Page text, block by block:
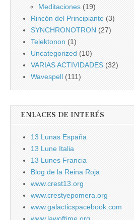
Meditaciones (19)
Rincón del Principiante (3)
SYNCHRONOTRON (27)
Telektonon (1)
Uncategorized (10)
VARIAS ACTIVIDADES (32)
Wavespell (111)
ENLACES DE INTERÉS
13 Lunas España
13 Lune Italia
13 Lunes Francia
Blog de la Reina Roja
www.crest13.org
www.crestyepomera.org
www.galacticspacebook.com